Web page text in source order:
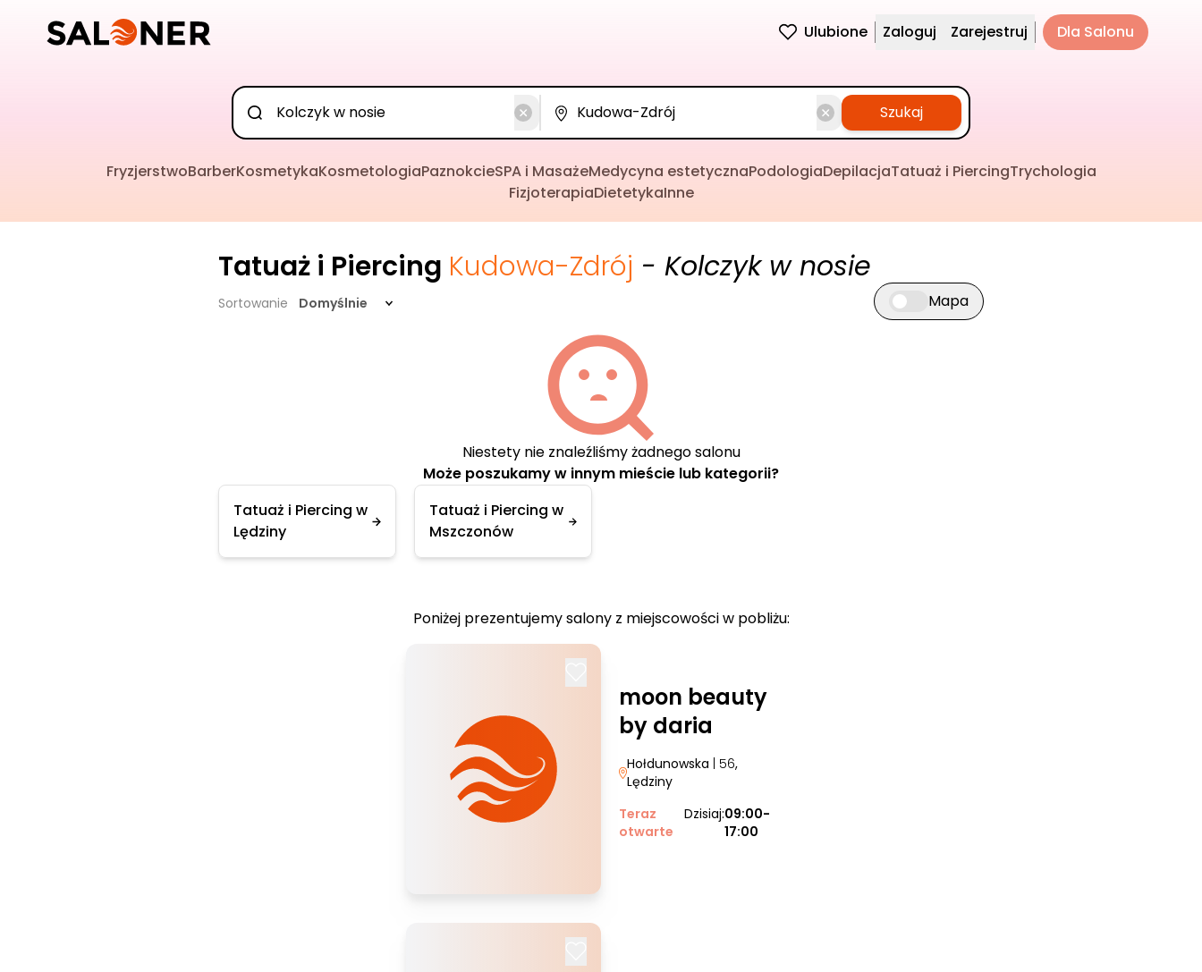
Ulubione Zaloguj Zarejestruj Dla Salonu
Szukaj
FryzjerstwoBarberKosmetykaKosmetologiaPaznokcieSPA i MasażeMedycyna estetycznaPodologiaDepilacjaTatuaż i PiercingTrychologia
FizjoterapiaDietetykaInne
Tatuaż i Piercing Kudowa-Zdrój - Kolczyk w nosie
Sortowanie Domyślnie Przełącz widok mapy
Mapa
Niestety nie znaleźliśmy żadnego salonu
Może poszukamy w innym mieście lub kategorii?
Tatuaż i Piercing w
Lędziny
Tatuaż i Piercing w
Mszczonów
Poniżej prezentujemy salony z miejscowości w pobliżu:
moon beauty
by daria
Hołdunowska | 56,
Lędziny
Teraz
otwarte
Dzisiaj:09:00-
17:00